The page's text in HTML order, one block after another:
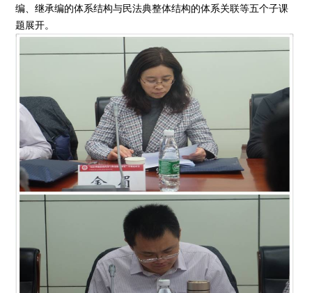
编、继承编的体系结构与民法典整体结构的体系关联等五个子课
题展开。